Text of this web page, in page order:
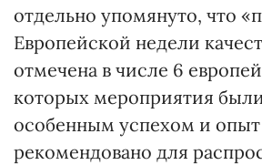
отдельно упомянуто, что
Европейской недели
отмечена в числе 6
которых мероприятия
особенным успехом и
рекомендовано для